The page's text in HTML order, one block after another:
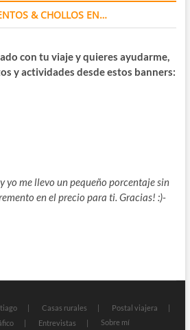
& CHOLLOS EN…
con tu viaje y quieres ayudarme,
y actividades desde estos banners:
yo me llevo un pequeño porcentaje sin
en el precio para ti. Gracias! :)-
Casas rurales
Postal viajera
Entrevistas Sobre mí